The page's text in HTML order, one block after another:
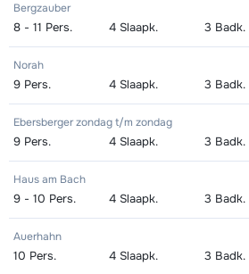
Bergzauber
8 - 11 Pers. 4 Slaapk. 3 Badk.
Norah
9 Pers. 4 Slaapk. 3 Badk.
Ebersberger zondag t/m zondag
9 Pers. 4 Slaapk. 3 Badk.
Haus am Bach
9 - 10 Pers. 4 Slaapk. 3 Badk.
Auerhahn
10 Pers. 4 Slaapk. 3 Badk.